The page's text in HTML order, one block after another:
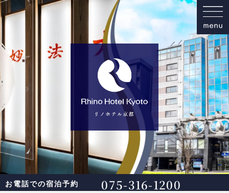
お電話での宿泊予約 075-316-1200